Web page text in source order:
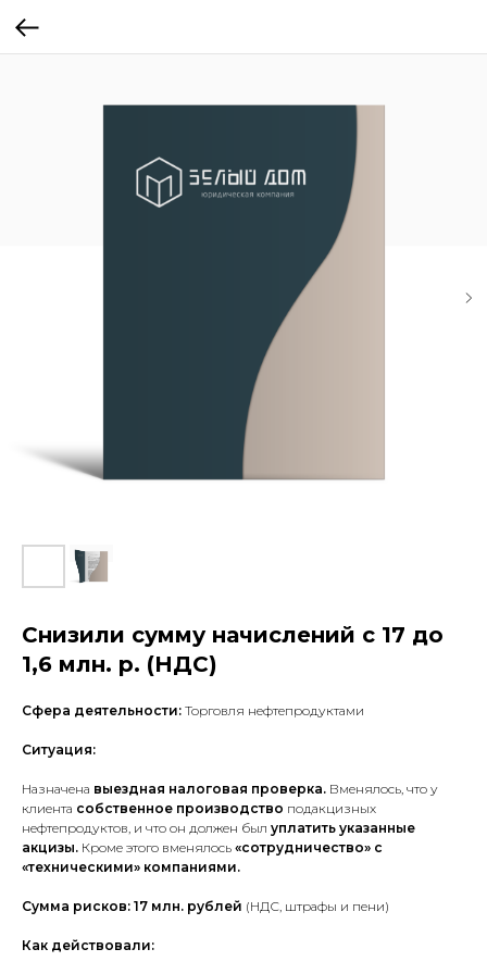
Снизили сумму начислений с 17 до
1,6 млн. р. (НДС)
Сфера деятельности: Торговля нефтепродуктами
Ситуация:
Назначена выездная налоговая проверка. Вменялось, что у
клиента собственное производство подакцизных
нефтепродуктов, и что он должен был уплатить указанные
акцизы. Кроме этого вменялось «сотрудничество» с
«техническими» компаниями.
Сумма рисков: 17 млн. рублей (НДС, штрафы и пени)
Как действовали: